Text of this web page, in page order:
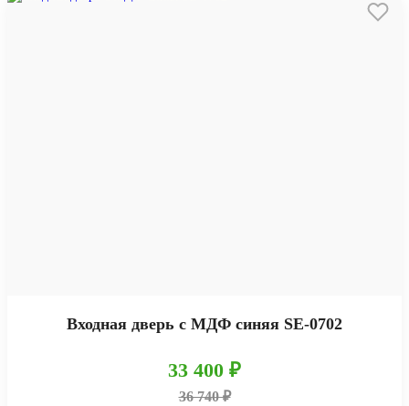
Входная дверь с МДФ синяя SE-0702
33 400 ₽
36 740 ₽